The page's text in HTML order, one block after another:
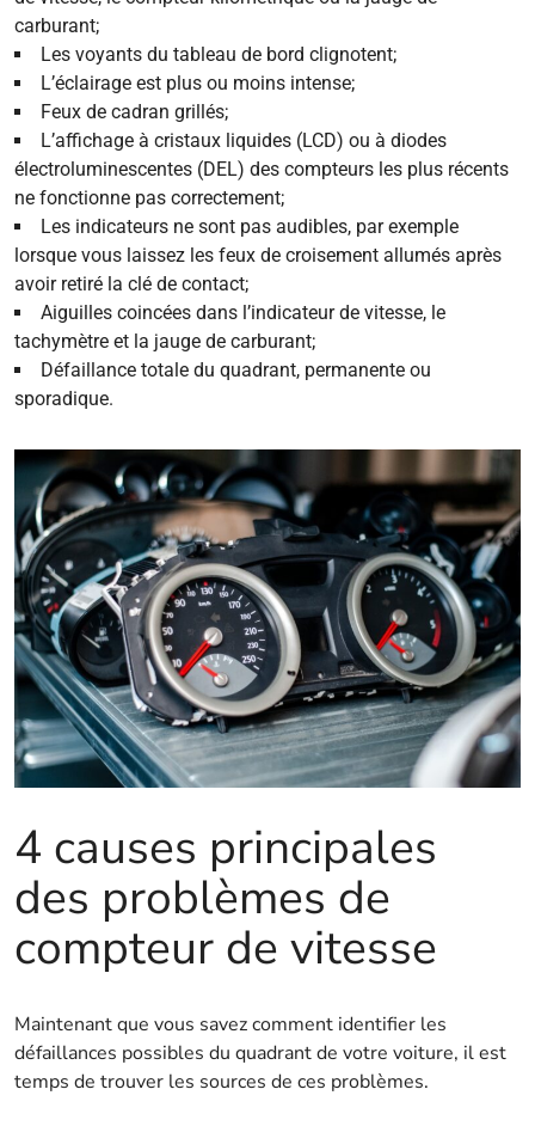
carburant;
Les voyants du tableau de bord clignotent;
L’éclairage est plus ou moins intense;
Feux de cadran grillés;
L’affichage à cristaux liquides (LCD) ou à diodes
électroluminescentes (DEL) des compteurs les plus récents
ne fonctionne pas correctement;
Les indicateurs ne sont pas audibles, par exemple
lorsque vous laissez les feux de croisement allumés après
avoir retiré la clé de contact;
Aiguilles coincées dans l’indicateur de vitesse, le
tachymètre et la jauge de carburant;
Défaillance totale du quadrant, permanente ou
sporadique.
4 causes principales
des problèmes de
compteur de vitesse
Maintenant que vous savez comment identifier les
défaillances possibles du quadrant de votre voiture, il est
temps de trouver les sources de ces problèmes.